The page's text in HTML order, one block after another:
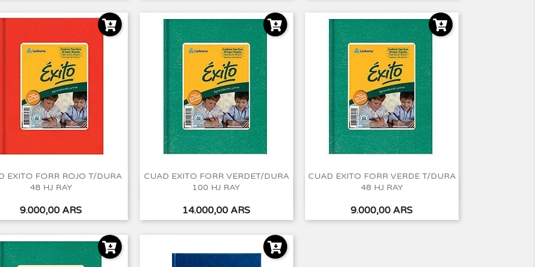
EXITO FORR ROJO T/DURA
48 HJ RAY
Precio
9.000,00 ARS
Vista rápida
CUAD EXITO FORR VERDET/DURA
100 HJ RAY
Precio
14.000,00 ARS
Vista rápida
CUAD EXITO FORR VERDE T/DURA
48 HJ RAY
Precio
9.000,00 ARS
Vista rápida